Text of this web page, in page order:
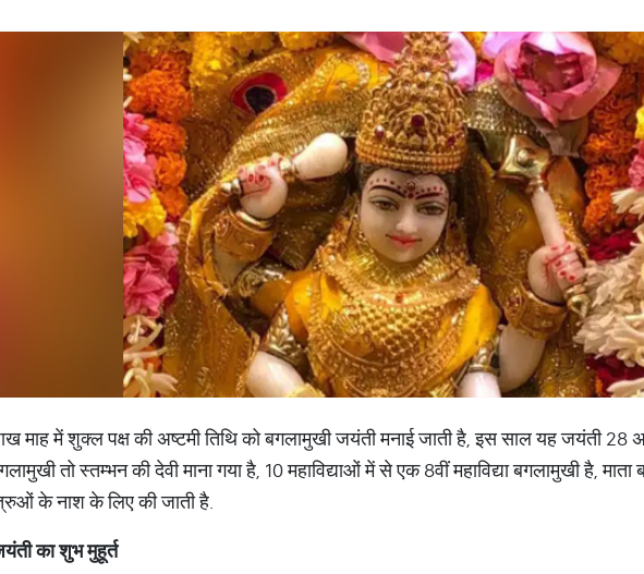
माह में शुक्ल पक्ष की अष्टमी तिथि को बगलामुखी जयंती मनाई जाती है, इस साल यह जयंती
तो स्तम्भन की देवी माना गया है, 10 महाविद्याओं में से एक 8वीं महाविद्या बगलामुखी है,
के नाश के लिए की जाती है.
का शुभ मुहूर्त